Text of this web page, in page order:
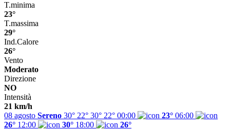
T.minima
23°
T.massima
29°
Ind.Calore
26°
Vento
Moderato
Direzione
NO
Intensità
21 km/h
08 agosto Sereno 30° 22° 30° 22° 00:00 23° 06:00
26° 12:00 30° 18:00
26°